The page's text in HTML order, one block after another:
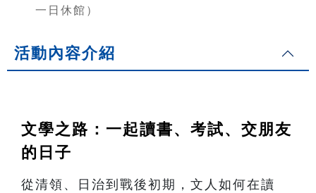
一日休館）
活動內容介紹
文學之路：一起讀書、考試、交朋友
的日子
從清領、日治到戰後初期，文人如何在讀